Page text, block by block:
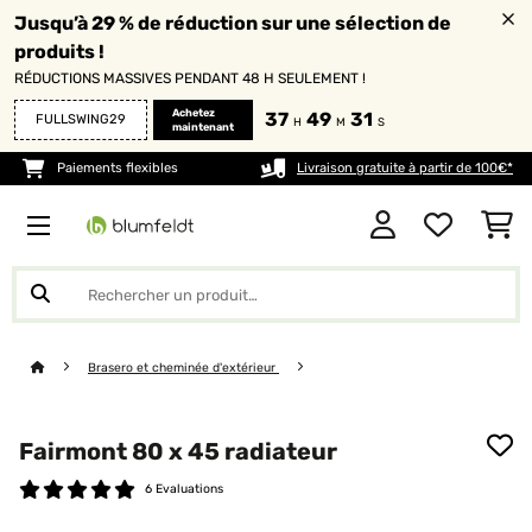
Jusqu’à 29 % de réduction sur une sélection de
produits !
RÉDUCTIONS MASSIVES PENDANT 48 H SEULEMENT !
FULLSWING29
Achetez
maintenant
37 H 49 M 31 S
Paiements flexibles Livraison gratuite à partir de 100€*
Brasero et cheminée d'extérieur
Fairmont 80 x 45 radiateur
6 Evaluations